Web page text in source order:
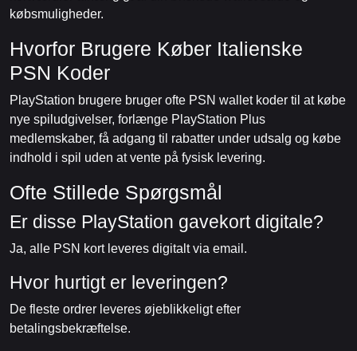
købsmuligheder.
Hvorfor Brugere Køber Italienske
PSN Koder
PlayStation brugere bruger ofte PSN wallet koder til at købe
nye spiludgivelser, forlænge PlayStation Plus
medlemskaber, få adgang til rabatter under udsalg og købe
indhold i spil uden at vente på fysisk levering.
Ofte Stillede Spørgsmål
Er disse PlayStation gavekort digitale?
Ja, alle PSN kort leveres digitalt via email.
Hvor hurtigt er leveringen?
De fleste ordrer leveres øjeblikkeligt efter
betalingsbekræftelse.